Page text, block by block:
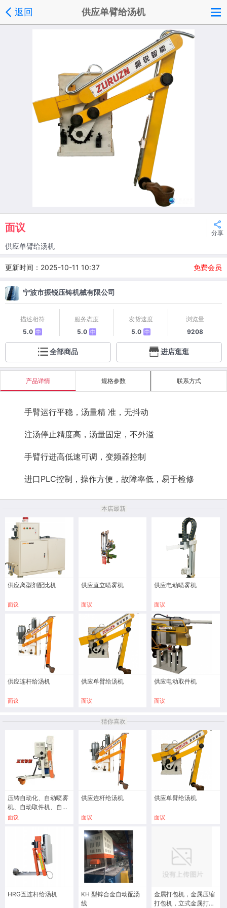
返回 供应单臂给汤机
面议 分享
供应单臂给汤机
更新时间：2025-10-11 10:37 免费会员
宁波市振锐压铸机械有限公司
描述相符
5.0 中
服务态度
5.0 中
发货速度
5.0 中
浏览量
9208
全部商品 进店逛逛
产品详情 规格参数 联系方式
手臂运行平稳，汤量精 准，无抖动
注汤停止精度高，汤量固定，不外溢
手臂行进高低速可调，变频器控制
进口PLC控制，操作方便，故障率低，易于检修
本店最新
供应离型剂配比机
面议
供应直立喷雾机
面议
供应电动喷雾机
面议
供应连杆给汤机
面议
供应单臂给汤机
面议
供应电动取件机
面议
猜你喜欢
压铸自动化、自动喷雾
机、自动取件机、自动
给汤机
面议
供应连杆给汤机
面议
供应单臂给汤机
面议
HRG五连杆给汤机
KH 型锌合金自动配汤
线
金属打包机，金属压缩
打包机，立式金属打包